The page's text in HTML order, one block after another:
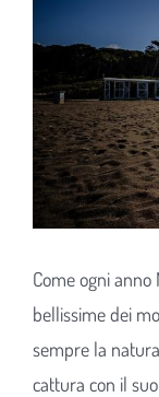
Come ogni
bellissime dei
sempre la
cattura con il